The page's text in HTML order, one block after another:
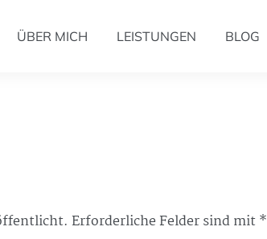
ÜBER MICH LEISTUNGEN BLOG
Erforderliche Felder sind mit*